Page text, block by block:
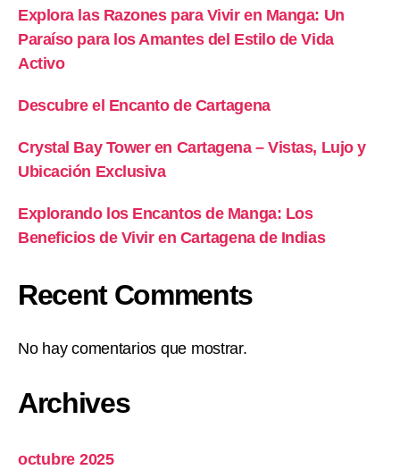
Explora las Razones para Vivir en Manga: Un
Paraíso para los Amantes del Estilo de Vida
Activo
Descubre el Encanto de Cartagena
Crystal Bay Tower en Cartagena – Vistas, Lujo y
Ubicación Exclusiva
Explorando los Encantos de Manga: Los
Beneficios de Vivir en Cartagena de Indias
Recent Comments
No hay comentarios que mostrar.
Archives
octubre 2025